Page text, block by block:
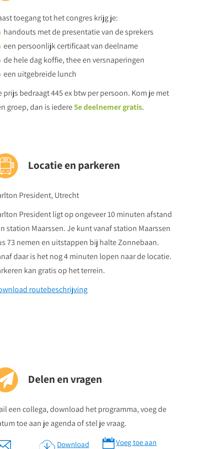
toegang tot het congres krijg je:
handouts met de presentatie van de sprekers
een persoonlijk certificaat van deelname
de hele dag koffie, thee en versnaperingen
een uitgebreide lunch
prijs bedraagt 445 ex btw per persoon. Kom je met
groep, dan is iedere5e deelnemer gratis.
Locatie en parkeren
President, Utrecht
President ligt op ongeveer 10 minuten afstand
station Maarssen. Je kunt vanaf station Maarssen
73 nemen en uitstappen bij halte Zonnebaan.
daar is het nog 4 minuten lopen naar de locatie.
kan gratis op het terrein.
routebeschrijving
Delen en vragen
een collega, download het programma, voeg de
toe aan je agenda of stel je vraag.
Download Voeg toe aan